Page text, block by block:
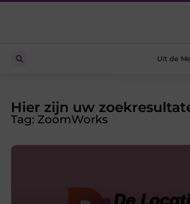
Uit de
Hier zijn uw
Tag: ZoomWorks